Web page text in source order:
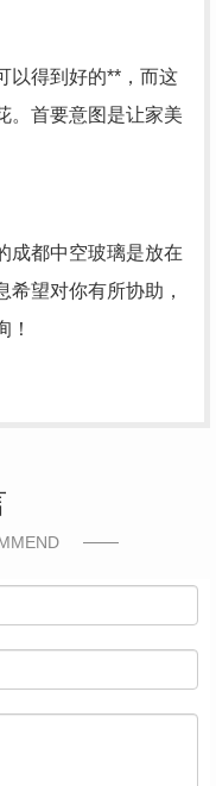
以得到好的**，而这
。首要意图是让家美
成都中空玻璃是放在
望对你有所协助，
！